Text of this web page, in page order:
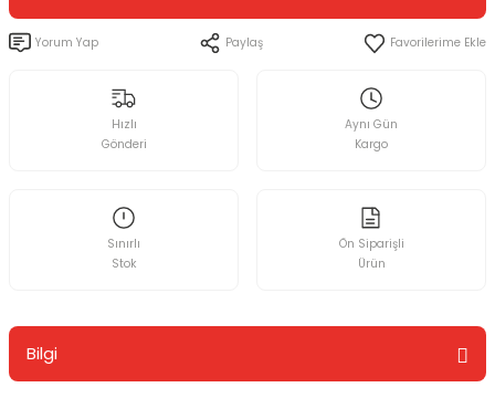
Yorum Yap Paylaş
Hızlı
Gönderi
Aynı Gün
Kargo
Sınırlı
Stok
Ön Siparişli
Ürün
Bilgi